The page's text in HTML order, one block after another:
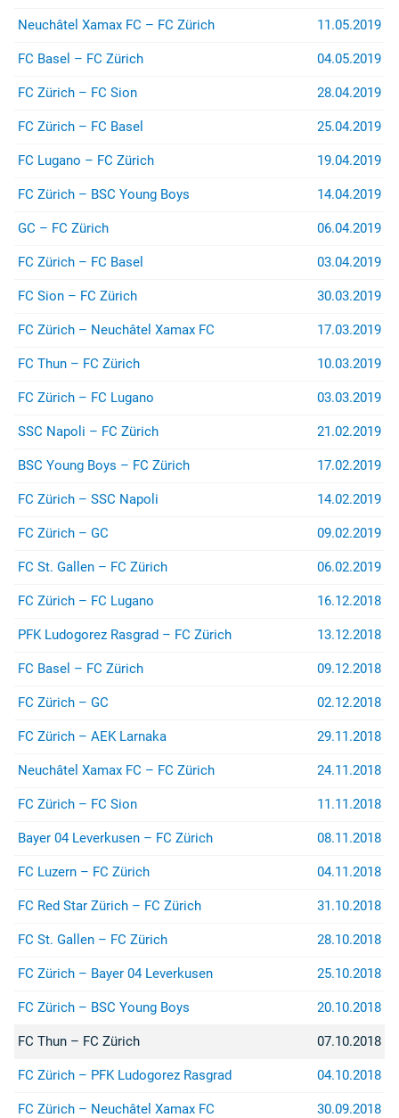
...sind wir sehr dankbar.
(z.B. bei Stadion- oder
jurist@suedkurve.ch
Neuchâtel Xamax FC – FC Zürich 11.05.2019
FC Basel – FC Zürich 04.05.2019
FC Zürich – FC Sion 28.04.2019
FC Zürich – FC Basel 25.04.2019
FC Lugano – FC Zürich 19.04.2019
FC Zürich – BSC Young Boys 14.04.2019
GC – FC Zürich 06.04.2019
FC Zürich – FC Basel 03.04.2019
FC Sion – FC Zürich 30.03.2019
FC Zürich – Neuchâtel Xamax FC 17.03.2019
FC Thun – FC Zürich 10.03.2019
FC Zürich – FC Lugano 03.03.2019
SSC Napoli – FC Zürich 21.02.2019
BSC Young Boys – FC Zürich 17.02.2019
FC Zürich – SSC Napoli 14.02.2019
FC Zürich – GC 09.02.2019
FC St. Gallen – FC Zürich 06.02.2019
FC Zürich – FC Lugano 16.12.2018
PFK Ludogorez Rasgrad – FC Zürich 13.12.2018
FC Basel – FC Zürich 09.12.2018
FC Zürich – GC 02.12.2018
FC Zürich – AEK Larnaka 29.11.2018
Neuchâtel Xamax FC – FC Zürich 24.11.2018
FC Zürich – FC Sion 11.11.2018
Bayer 04 Leverkusen – FC Zürich 08.11.2018
FC Luzern – FC Zürich 04.11.2018
FC Red Star Zürich – FC Zürich 31.10.2018
FC St. Gallen – FC Zürich 28.10.2018
FC Zürich – Bayer 04 Leverkusen 25.10.2018
FC Zürich – BSC Young Boys 20.10.2018
FC Thun – FC Zürich 07.10.2018
FC Zürich – PFK Ludogorez Rasgrad 04.10.2018
FC Zürich – Neuchâtel Xamax FC 30.09.2018